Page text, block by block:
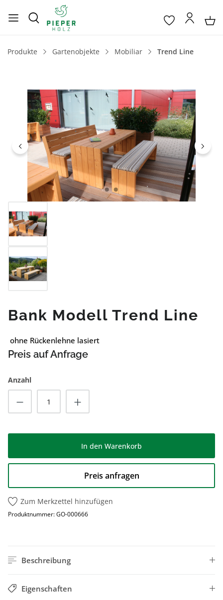
Produkte Gartenobjekte Mobiliar Trend Line
Bildergalerie überspringen
Bank Modell Trend Line
ohne Rückenlehne lasiert
Preis auf Anfrage
Anzahl
Produkt Anzahl: Gib den gewünschten
In den Warenkorb
Preis anfragen
Zum Merkzettel hinzufügen
Produktnummer:GO-000666
Beschreibung
Eigenschaften